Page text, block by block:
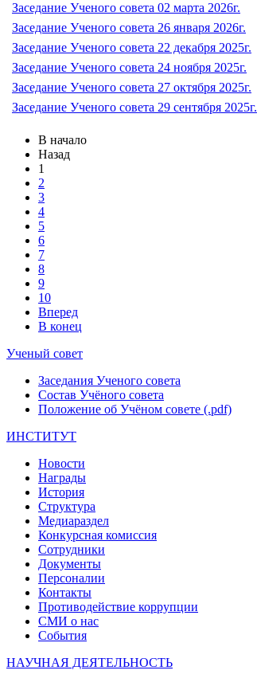
Заседание Ученого совета 02 марта 2026г.
Заседание Ученого совета 26 января 2026г.
Заседание Ученого совета 22 декабря 2025г.
Заседание Ученого совета 24 ноября 2025г.
Заседание Ученого совета 27 октября 2025г.
Заседание Ученого совета 29 сентября 2025г.
В начало
Назад
1
2
3
4
5
6
7
8
9
10
Вперед
В конец
Ученый совет
Заседания Ученого совета
Состав Учёного совета
Положение об Учёном совете (.pdf)
ИНСТИТУТ
Новости
Награды
История
Структура
Медиараздел
Конкурсная комиссия
Сотрудники
Документы
Персоналии
Контакты
Противодействие коррупции
СМИ о нас
События
НАУЧНАЯ ДЕЯТЕЛЬНОСТЬ